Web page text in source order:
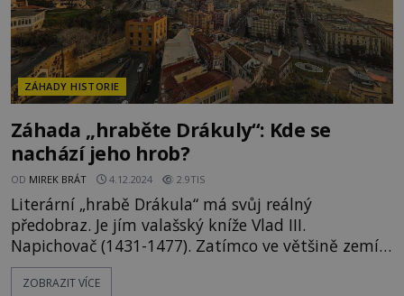
ZÁHADY HISTORIE
Záhada „hraběte Drákuly“: Kde se
nachází jeho hrob?
OD MIREK BRÁT 4.12.2024 2.9TIS
Literární „hrabě Drákula“ má svůj reálný
předobraz. Je jím valašský kníže Vlad III.
Napichovač (1431-1477). Zatímco ve většině zemí
světa je tento šlechtic znám především díky
legendám o krutých excesech, v Rumunsku a
ZOBRAZIT VÍCE